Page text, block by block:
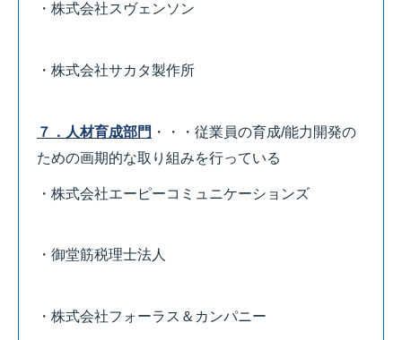
・株式会社スヴェンソン
・株式会社サカタ製作所
７．人材育成部門 ・・・従業員の育成/能力開発の
ための画期的な取り組みを行っている
・株式会社エーピーコミュニケーションズ
・御堂筋税理士法人
・株式会社フォーラス＆カンパニー